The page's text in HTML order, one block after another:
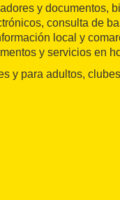
y documentos,
consulta de
local y
y servicios en
y para adultos,